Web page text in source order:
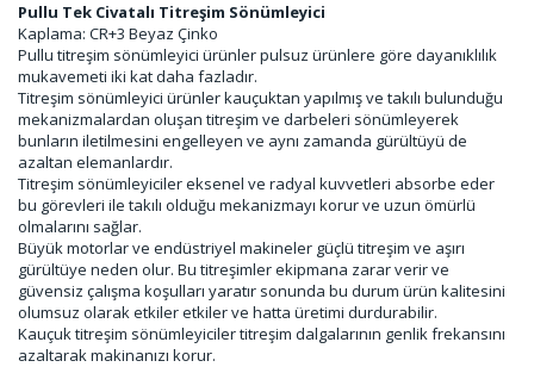
Pullu Tek Civatalı Titreşim Sönümleyici
Kaplama: CR+3 Beyaz Çinko
Pullu titreşim sönümleyici ürünler pulsuz ürünlere göre dayanıklılık
mukavemeti iki kat daha fazladır.
Titreşim sönümleyici ürünler kauçuktan yapılmış ve takılı bulunduğu
mekanizmalardan oluşan titreşim ve darbeleri sönümleyerek
bunların iletilmesini engelleyen ve aynı zamanda gürültüyü de
azaltan elemanlardır.
Titreşim sönümleyiciler eksenel ve radyal kuvvetleri absorbe eder
bu görevleri ile takılı olduğu mekanizmayı korur ve uzun ömürlü
olmalarını sağlar.
Büyük motorlar ve endüstriyel makineler güçlü titreşim ve aşırı
gürültüye neden olur. Bu titreşimler ekipmana zarar verir ve
güvensiz çalışma koşulları yaratır sonunda bu durum ürün kalitesini
olumsuz olarak etkiler etkiler ve hatta üretimi durdurabilir.
Kauçuk titreşim sönümleyiciler titreşim dalgalarının genlik frekansını
azaltarak makinanızı korur.